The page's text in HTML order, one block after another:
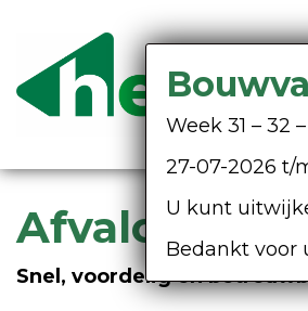
Snel, voordelig en
Week 31 – 32
27-07-2026 t/
U kunt
Bedankt voor